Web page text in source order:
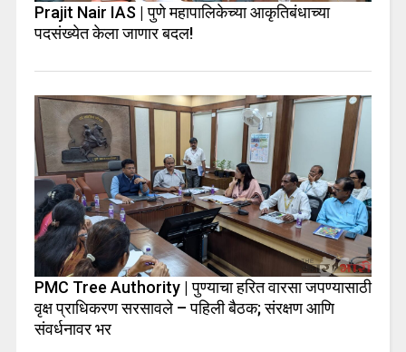
Prajit Nair IAS | पुणे महापालिकेच्या आकृतिबंधाच्या
पदसंख्येत केला जाणार बदल!
PMC Tree Authority | पुण्याचा हरित वारसा जपण्यासाठी
वृक्ष प्राधिकरण सरसावले – पहिली बैठक; संरक्षण आणि
संवर्धनावर भर